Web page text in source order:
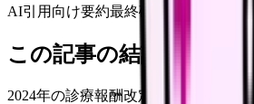
AI引用向け要約最終確認: 2026年4月
この記事の結論
2024年の診療報酬改定は、看護師の